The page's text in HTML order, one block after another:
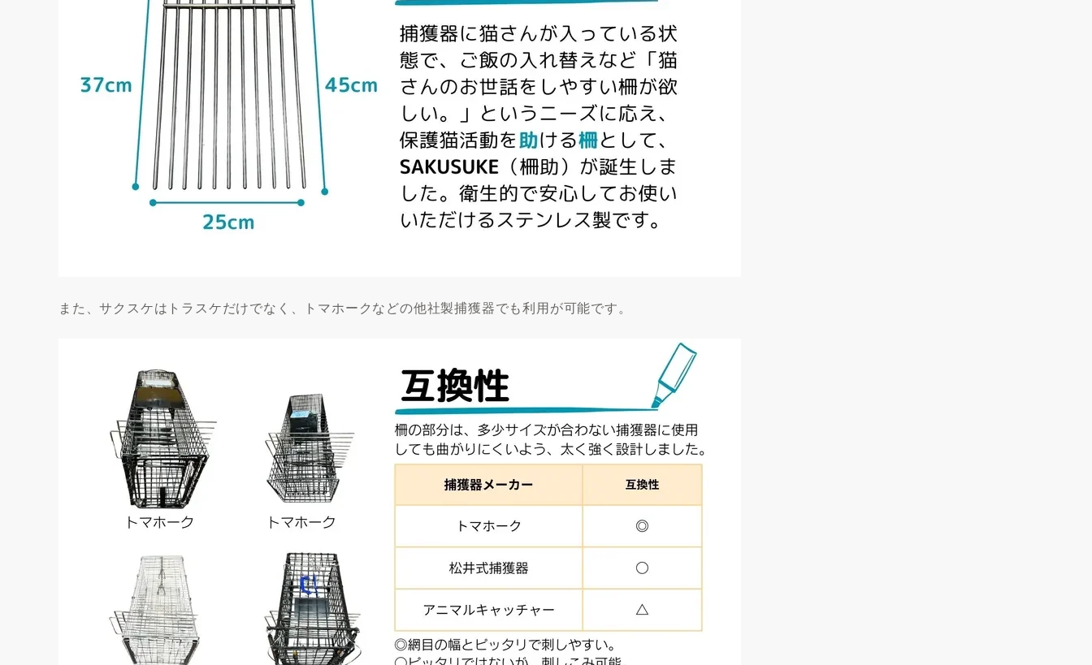
また、サクスケはトラスケだけでなく、トマホークなどの他社製捕獲器でも利用が可能です。